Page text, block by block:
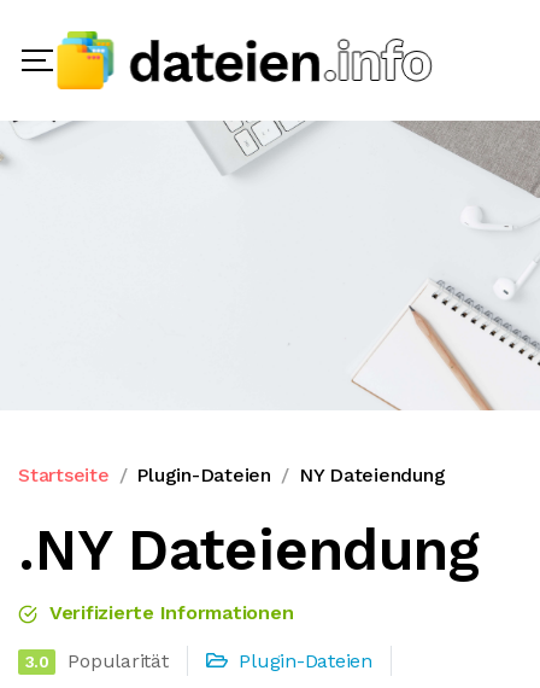
Startseite Plugin-Dateien NY Dateiendung
.NY Dateiendung
Verifizierte Informationen
3.0 Popularität Plugin-Dateien